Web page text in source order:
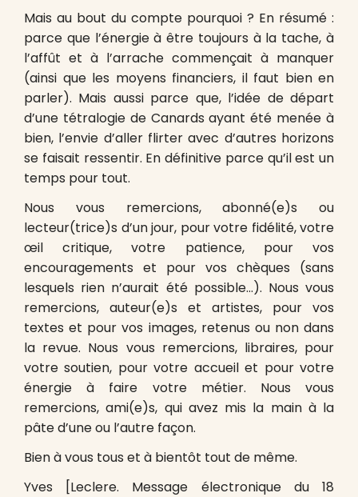
Mais au bout du compte pourquoi ? En résumé :
parce que l’énergie à être toujours à la tache, à
l’affût et à l’arrache commençait à manquer
(ainsi que les moyens financiers, il faut bien en
parler). Mais aussi parce que, l’idée de départ
d’une tétralogie de Canards ayant été menée à
bien, l’envie d’aller flirter avec d’autres horizons
se faisait ressentir. En définitive parce qu’il est un
temps pour tout.
Nous vous remercions, abonné(e)s ou
lecteur(trice)s d’un jour, pour votre fidélité, votre
œil critique, votre patience, pour vos
encouragements et pour vos chèques (sans
lesquels rien n’aurait été possible…). Nous vous
remercions, auteur(e)s et artistes, pour vos
textes et pour vos images, retenus ou non dans
la revue. Nous vous remercions, libraires, pour
votre soutien, pour votre accueil et pour votre
énergie à faire votre métier. Nous vous
remercions, ami(e)s, qui avez mis la main à la
pâte d’une ou l’autre façon.
Bien à vous tous et à bientôt tout de même.
Yves [Leclere. Message électronique du 18